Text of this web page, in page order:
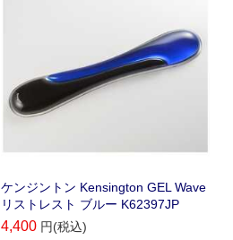
ケンジントン Kensington GEL Wave
リストレスト ブルー K62397JP
4,400 円(税込)